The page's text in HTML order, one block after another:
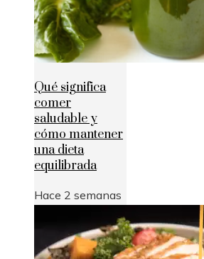
Qué significa
comer
saludable y
cómo mantener
una dieta
equilibrada
Hace 2 semanas